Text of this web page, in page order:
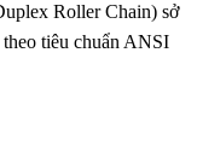
Roller Chain) sở
theo tiêu chuẩn ANSI